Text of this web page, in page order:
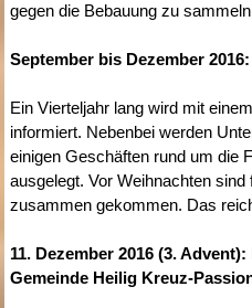
gegen die Bebauung zu
September bis Dezember
Ein Vierteljahr lang wird mit
informiert. Nebenbei werden
einigen Geschäften rund um die
ausgelegt. Vor Weihnachten
zusammen gekommen. Das
11. Dezember 2016 (3.
Gemeinde Heilig Kreuz-